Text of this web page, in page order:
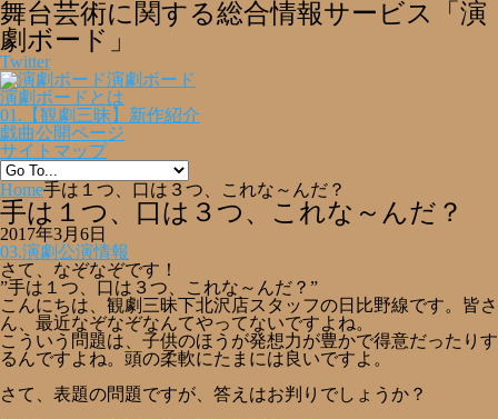
舞台芸術に関する総合情報サービス「演
劇ボード」
Twitter
演劇ボード
演劇ボードとは
01.【観劇三昧】新作紹介
戯曲公開ページ
サイトマップ
Home手は１つ、口は３つ、これな～んだ？
手は１つ、口は３つ、これな～んだ？
2017年3月6日
03.演劇公演情報
さて、なぞなぞです！
”手は１つ、口は３つ、これな～んだ？”
こんにちは、観劇三昧下北沢店スタッフの日比野線です。皆さ
ん、最近なぞなぞなんてやってないですよね。
こういう問題は、子供のほうが発想力が豊かで得意だったりす
るんですよね。頭の柔軟にたまには良いですよ。
さて、表題の問題ですが、答えはお判りでしょうか？